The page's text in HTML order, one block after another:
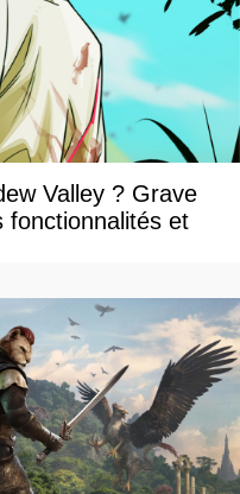
Valley ? Grave
fonctionnalités et